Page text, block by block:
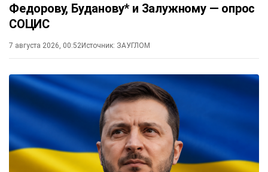
Федорову, Буданову* и Залужному — опрос
СОЦИС
7 августа 2026, 00:52Источник: ЗАУГЛОМ